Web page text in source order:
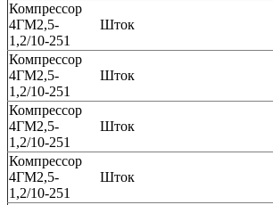
Компрессор
4ГМ2,5-
1,2/10-251
Шток
Компрессор
4ГМ2,5-
1,2/10-251
Шток
Компрессор
4ГМ2,5-
1,2/10-251
Шток
Компрессор
4ГМ2,5-
1,2/10-251
Шток